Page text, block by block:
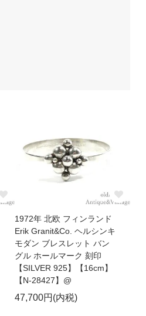
1972年 北欧 フィンランド
Erik Granit&Co. ヘルシンキ
モダン ブレスレット バン
グル ホールマーク 刻印
【SILVER 925】【16cm】
【N-28427】@
47,700円(内税)